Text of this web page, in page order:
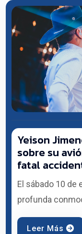
Yeison
sobre su
fatal
El sábado 10 de
profunda
Leer Más